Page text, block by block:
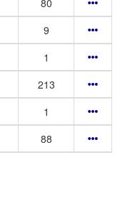
9
1
213
1
88